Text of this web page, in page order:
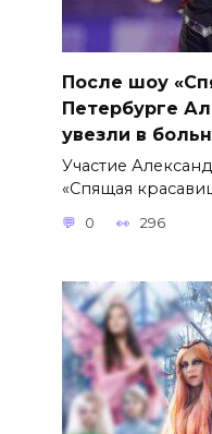
После шоу
Петербурге
увезли в
Участие
«Спящая
0 296